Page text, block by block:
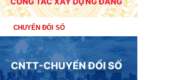
CHUYỂN ĐỔI SỐ